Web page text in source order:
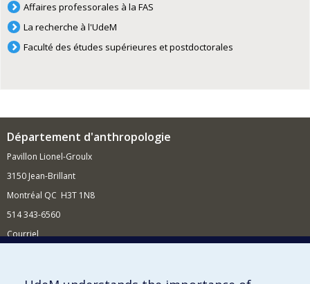
Affaires professorales à la FAS
La recherche à l'UdeM
Faculté des études supérieures et postdoctorales
Département d'anthropologie
Pavillon Lionel-Groulx
3150 Jean-Brillant
Montréal QC H3T 1N8
514 343-6560
Courriel
Comment soutenir le Département?